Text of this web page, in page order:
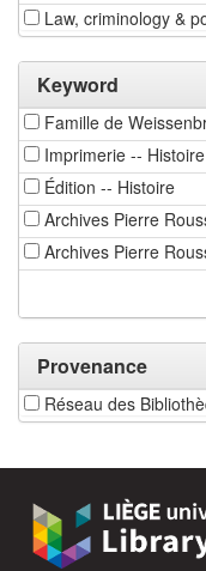
Law, criminology & political science
Keyword
Famille de
Imprimerie -- Histoire
Édition -- Histoire
Archives Pierre
Archives Pierre
Provenance
Réseau des